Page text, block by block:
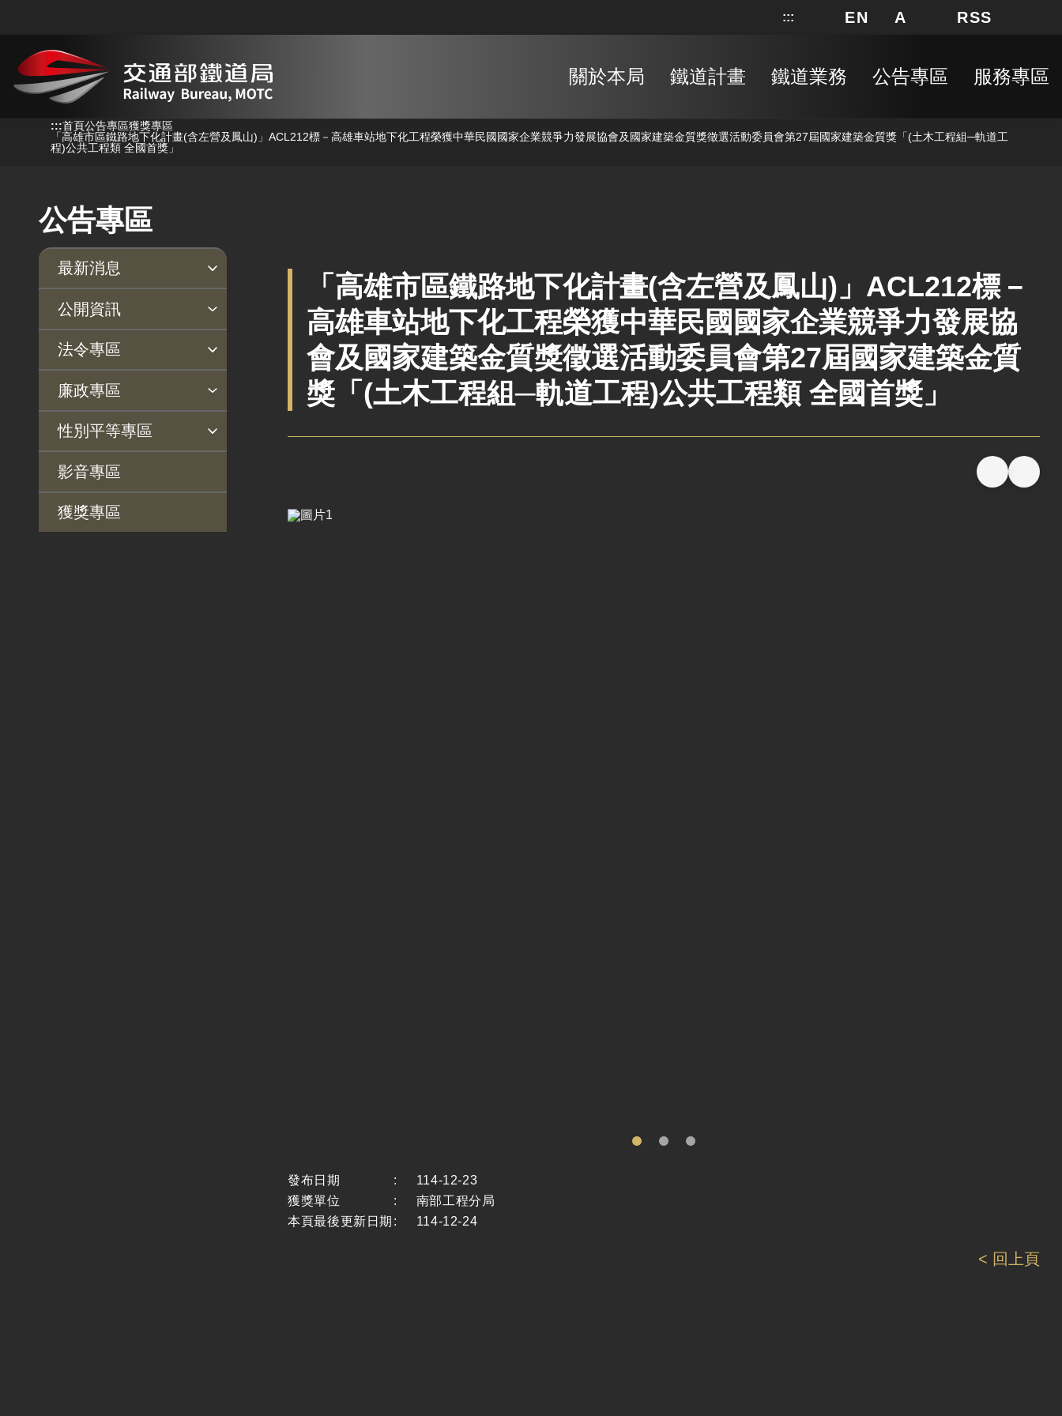
::: 網站地圖
EN A 局長信箱
RSS
關於本局 鐵道計畫 鐵道業務 公告專區 服務專區
:::首頁公告專區獲獎專區
「高雄市區鐵路地下化計畫(含左營及鳳山)」ACL212標－高雄車站地下化工程榮獲中華民國國家企業競爭力發展協會及國家建築金質獎徵選活動委員會第27屆國家建築金質獎「(土木工程組─軌道工
程)公共工程類 全國首獎」
公告專區
最新消息
新聞稿
公聽會
公告事項
公開資訊
主動公開政府資訊專區
法律及法規命令
解釋性規定及裁量基
準
政府機關資訊
行政指導有關文書
施政計畫、業務統計
及研究報告
個人資料保護專區
Open Data專區
出版品專區
雙語詞彙專區
生態檢核專區
用地取得行政透明專區
用地公告
用地法規
徵收案件資訊
臺鐵局撥入資產債務基金
專區
法令專區
法令查詢
解釋性規定及裁量基準
法令英譯徵集意見專區
訴願文件下載
相關實務判解
相關網站資源
廉政專區
揭弊者保護專區
廉政訊息
利益衝突迴避園地
公務員廉政倫理規範
公職人員財產申報園地
廉政檢舉管道
桃地計畫廉政平臺專網
桃地計畫
廉政平臺
啟動儀式及交流座談
性別平等專區
性別平等工作小組
宣傳事項
性別平等推動計畫
性別平等統計分析
性別平等影響評估
性騷擾防治
相關網站
影音專區
獲獎專區
「高雄市區鐵路地下化計畫(含左營及鳳山)」ACL212標－
高雄車站地下化工程榮獲中華民國國家企業競爭力發展協
會及國家建築金質獎徵選活動委員會第27屆國家建築金質
獎「(土木工程組─軌道工程)公共工程類 全國首獎」
發布日期 :
114-12-23
獲獎單位
:
南部工程分局
本頁最後更新日期 : 114-12-24
< 回上頁